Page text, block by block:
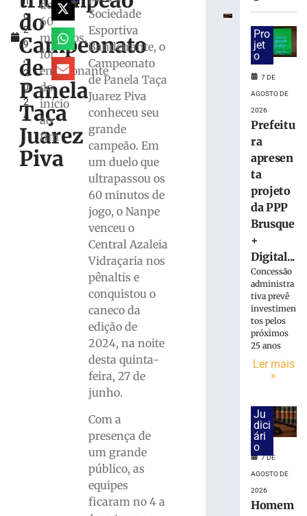
o
2
9
,
2
0
2
4
do
Campeonato
de
Panela
Taça
Juarez
Piva
dos
60
minutos,
foi
emocionante
do
início
ao
fim
Sociedade
Esportiva
Bandeirante, o
Campeonato
de Panela Taça
Juarez Piva
conheceu seu
grande
campeão. Em
um duelo que
ultrapassou os
60 minutos de
jogo, o Nanpe
venceu o
Central Azaleia
Vidraçaria nos
pênaltis e
conquistou o
caneco da
edição de
2024, na noite
desta quinta-
feira, 27 de
junho.
Com a
presença de
um grande
público, as
equipes
ficaram no 4 a
Vôlei
estreia
Campeonato
Estadual
Bruscão
trabalha
organização
defensiva
parada
antes
duelo
Maranhão
Pro
jet
o
7 DE
AGOSTO DE
2026
Prefeitu
ra
apresen
ta
projeto
da PPP
Brusque
+
Digital...
Concessão
administra
tiva prevê
investimen
tos pelos
próximos
25 anos
Ler mais
»
Ju
dici
ári
o
7 DE
AGOSTO DE
2026
Homem